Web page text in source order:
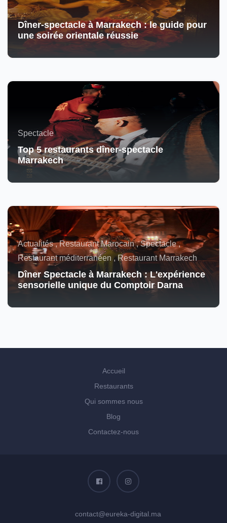
Dîner-spectacle à Marrakech : le guide pour
une soirée orientale réussie
Spectacle
Top 5 restaurants dîner-spectacle
Marrakech
Actualités , Restaurant Marocain , Spectacle ,
Restaurant méditerranéen , Restaurant Marrakech
Dîner Spectacle à Marrakech : L'expérience
sensorielle unique du Comptoir Darna
Accueil
Restaurants
Qui sommes nous
Blog
Contactez-nous
contact@eureka-digital.ma